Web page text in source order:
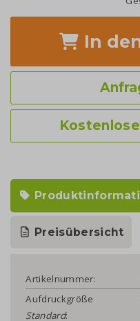
In
Preisübersicht
Artikelnummer:
Aufdruckgröße
Standard: